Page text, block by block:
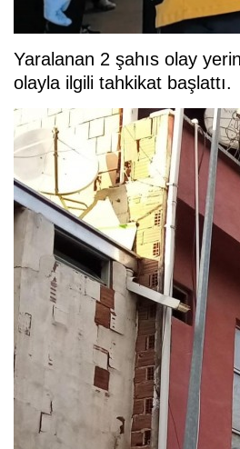
Yaralanan 2 şahıs olay
olayla ilgili tahkikat başlattı.